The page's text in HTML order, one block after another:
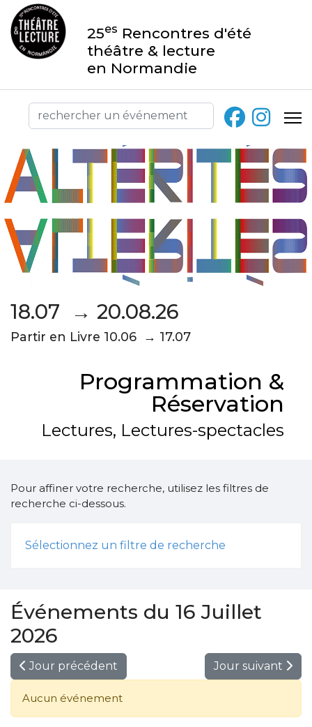
25es Rencontres d'été
théâtre & lecture
en Normandie
18.07 → 20.08.26
Partir en Livre 10.06 → 17.07
Programmation &
Réservation
Lectures, Lectures-spectacles
Pour affiner votre recherche, utilisez les filtres de
recherche ci-dessous.
Sélectionnez un filtre de recherche
Événements du 16 Juillet
2026
Jour précédent Jour suivant
Aucun événement